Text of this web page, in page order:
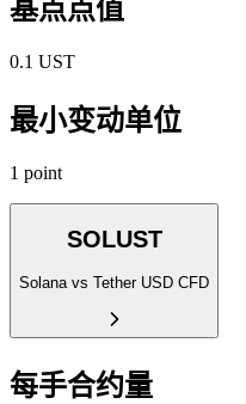
基点点值
0.1 UST
最小变动单位
1 point
SOLUST
Solana vs Tether USD CFD
每手合约量